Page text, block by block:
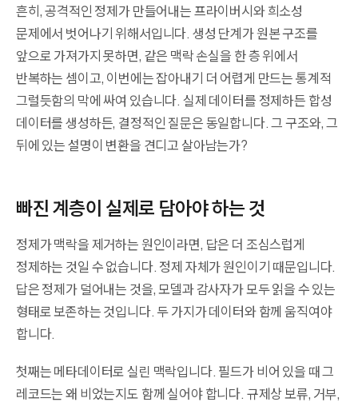
흔히, 공격적인 정제가 만들어내는 프라이버시와 희소성
문제에서 벗어나기 위해서입니다. 생성 단계가 원본 구조를
앞으로 가져가지 못하면, 같은 맥락 손실을 한 층 위에서
반복하는 셈이고, 이번에는 잡아내기 더 어렵게 만드는 통계적
그럴듯함의 막에 싸여 있습니다. 실제 데이터를 정제하든 합성
데이터를 생성하든, 결정적인 질문은 동일합니다. 그 구조와, 그
뒤에 있는 설명이 변환을 견디고 살아남는가?
빠진 계층이 실제로 담아야 하는 것
정제가 맥락을 제거하는 원인이라면, 답은 더 조심스럽게
정제하는 것일 수 없습니다. 정제 자체가 원인이기 때문입니다.
답은 정제가 덜어내는 것을, 모델과 감사자가 모두 읽을 수 있는
형태로 보존하는 것입니다. 두 가지가 데이터와 함께 움직여야
합니다.
첫째는 메타데이터로 실린 맥락입니다. 필드가 비어 있을 때 그
레코드는 왜 비었는지도 함께 실어야 합니다. 규제상 보류, 거부,